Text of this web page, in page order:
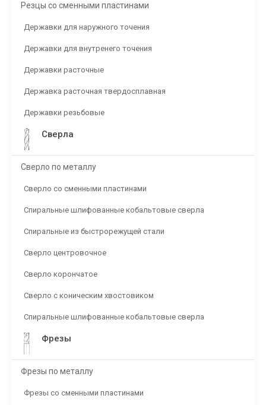
Резцы со сменными пластинами
Державки для наружного точения
Державки для внутренего точения
Державки расточные
Державка расточная твердосплавная
Державки резьбовые
Сверла
Сверло по металлу
Сверло со сменными пластинами
Спиральные шлифованные кобальтовые сверла
Спиральные из быстрорежущей стали
Сверло центровочное
Сверло корончатое
Сверло с коническим хвостовиком
Спиральные шлифованные кобальтовые сверла
Фрезы
Фрезы по металлу
Фрезы со сменными пластинами